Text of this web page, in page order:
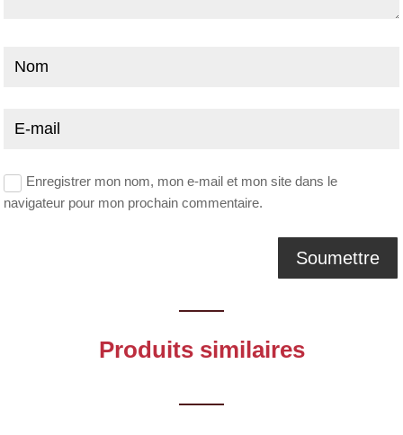
Enregistrer mon nom, mon e-mail et mon site dans le
navigateur pour mon prochain commentaire.
Produits similaires